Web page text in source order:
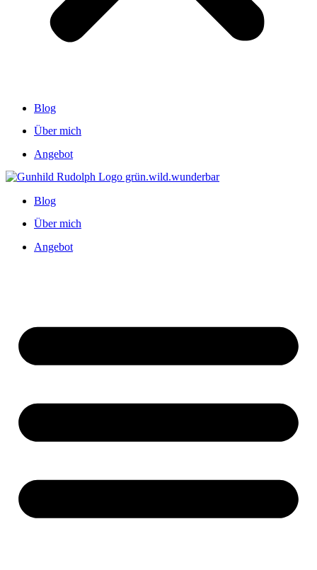
Blog
Über mich
Angebot
Blog
Über mich
Angebot